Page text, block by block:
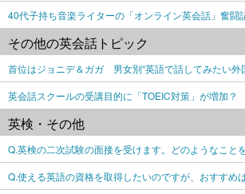
40代子持ち音楽ライターの「オンライン英会話」奮
その他の英会話トピック
首位はジョニデ＆ガガ 男女別“英語で話してみたい外
英会話スクールの受講目的に「TOEIC対策」が増加？
英検・その他
Q.英検の二次試験の面接を受けます。どのようなこと
Q.使える英語の資格を取得したいのですが、おすすめ